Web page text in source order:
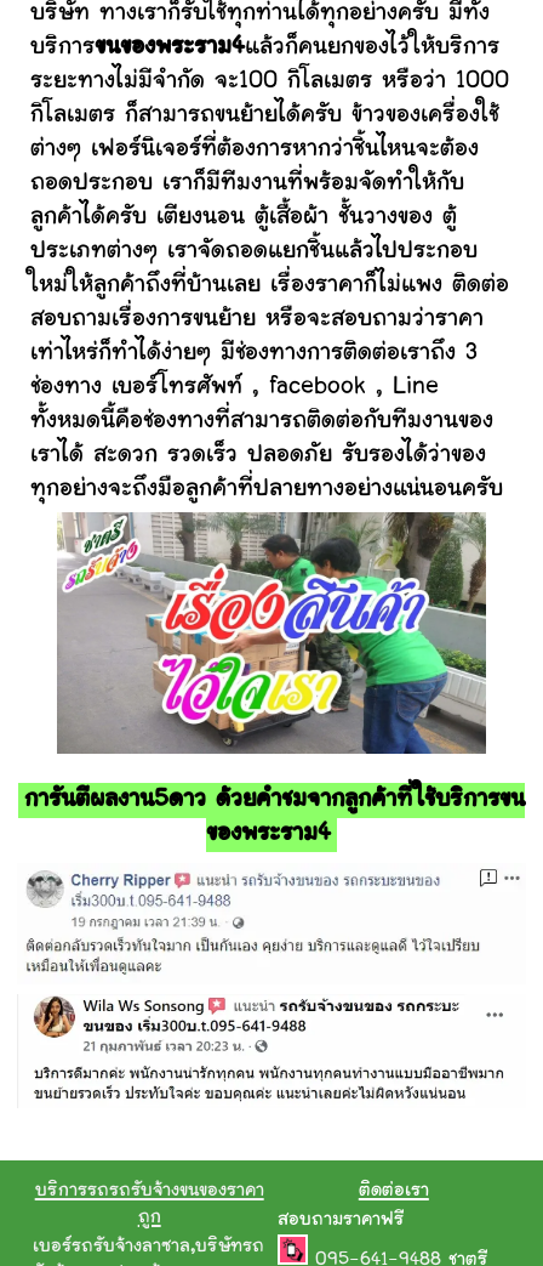
บริษัท ทางเราก็รับใช้ทุกท่านได้ทุกอย่างครับ มีทั้ง
บริการขนของพระราม4แล้วก็คนยกของไว้ให้บริการ
ระยะทางไม่มีจำกัด จะ100 กิโลเมตร หรือว่า 1000
กิโลเมตร ก็สามารถขนย้ายได้ครับ ข้าวของเครื่องใช้
ต่างๆ เฟอร์นิเจอร์ที่ต้องการหากว่าชิ้นไหนจะต้อง
ถอดประกอบ เราก็มีทีมงานที่พร้อมจัดทำให้กับ
ลูกค้าได้ครับ เตียงนอน ตู้เสื้อผ้า ชั้นวางของ ตู้
ประเภทต่างๆ เราจัดถอดแยกชิ้นแล้วไปประกอบ
ใหม่ให้ลูกค้าถึงที่บ้านเลย เรื่องราคาก็ไม่แพง ติดต่อ
สอบถามเรื่องการขนย้าย หรือจะสอบถามว่าราคา
เท่าไหร่ก็ทำได้ง่ายๆ มีช่องทางการติดต่อเราถึง 3
ช่องทาง เบอร์โทรศัพท์ , facebook , Line
ทั้งหมดนี้คือช่องทางที่สามารถติดต่อกับทีมงานของ
เราได้ สะดวก รวดเร็ว ปลอดภัย รับรองได้ว่าของ
ทุกอย่างจะถึงมือลูกค้าที่ปลายทางอย่างแน่นอนครับ
การันตีผลงาน5ดาว ด้วยคำชมจากลูกค้าที่ใช้บริการขน
ของพระราม4
บริการรถรถรับจ้างขนของราคา
ถูก
เบอร์รถรับจ้างลาซาล,บริษัทรถ
ติดต่อเรา
สอบถามราคาฟรี
095-641-9488 ชาตรี